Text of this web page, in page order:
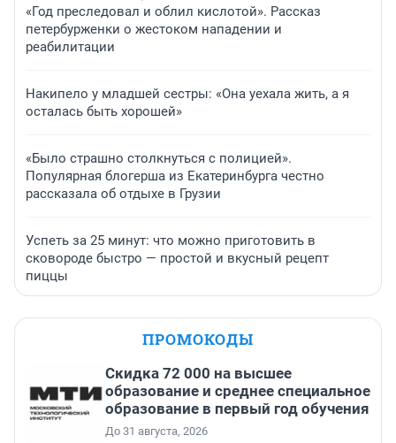
«Год преследовал и облил кислотой». Рассказ
петербурженки о жестоком нападении и
реабилитации
Накипело у младшей сестры: «Она уехала жить, а я
осталась быть хорошей»
«Было страшно столкнуться с полицией».
Популярная блогерша из Екатеринбурга честно
рассказала об отдыхе в Грузии
Успеть за 25 минут: что можно приготовить в
сковороде быстро — простой и вкусный рецепт
пиццы
ПРОМОКОДЫ
Скидка 72 000 на высшее
образование и среднее специальное
образование в первый год обучения
До 31 августа, 2026